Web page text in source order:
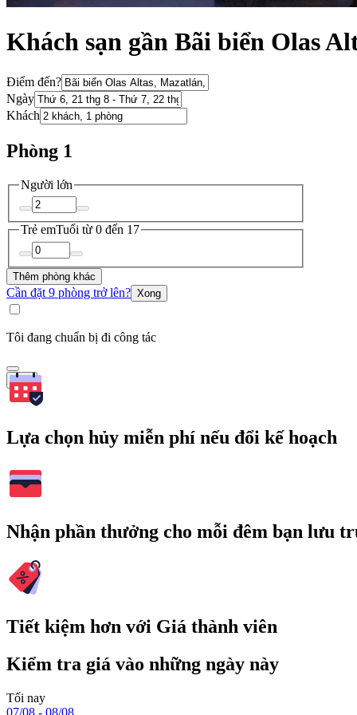
Khách sạn gần Bãi biển Olas
Điểm đến?
Ngày
Khách
Phòng 1
Người lớn
Trẻ emTuổi từ 0 đến 17
Thêm phòng khác
Cần đặt 9 phòng trở lên? Xong
Tôi đang chuẩn bị đi công tác
Tìm
Lựa chọn hủy miễn phí nếu đổi kế hoạch
Nhận phần thưởng cho mỗi đêm bạn lưu
Tiết kiệm hơn với Giá thành viên
Kiểm tra giá vào những ngày này
Tối nay